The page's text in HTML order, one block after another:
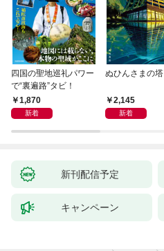
四国の聖地巡礼パワー
で“裏遍路”タビ！
1,870
新着
ぬひんさまの塔
2,145
新着
新刊配信予定
キャンペーン